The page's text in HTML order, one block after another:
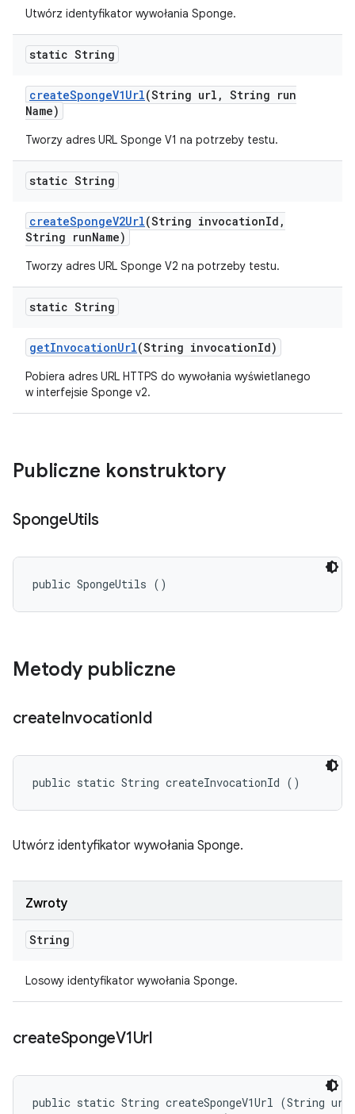
Utwórz identyfikator wywołania Sponge.
static String
createSpongeV1Url(String url , String run
Name)
Tworzy adres URL Sponge V1 na potrzeby testu.
static String
createSpongeV2Url(String invocationId ,
String runName)
Tworzy adres URL Sponge V2 na potrzeby testu.
static String
getInvocationUrl(String invocationId)
Pobiera adres URL HTTPS do wywołania wyświetlanego
w interfejsie Sponge v2.
Publiczne konstruktory
SpongeUtils
public SpongeUtils ()
Metody publiczne
createInvocationId
public static String createInvocationId ()
Utwórz identyfikator wywołania Sponge.
Zwroty
String
Losowy identyfikator wywołania Sponge.
createSpongeV1Url
public static String createSpongeV1Url (String